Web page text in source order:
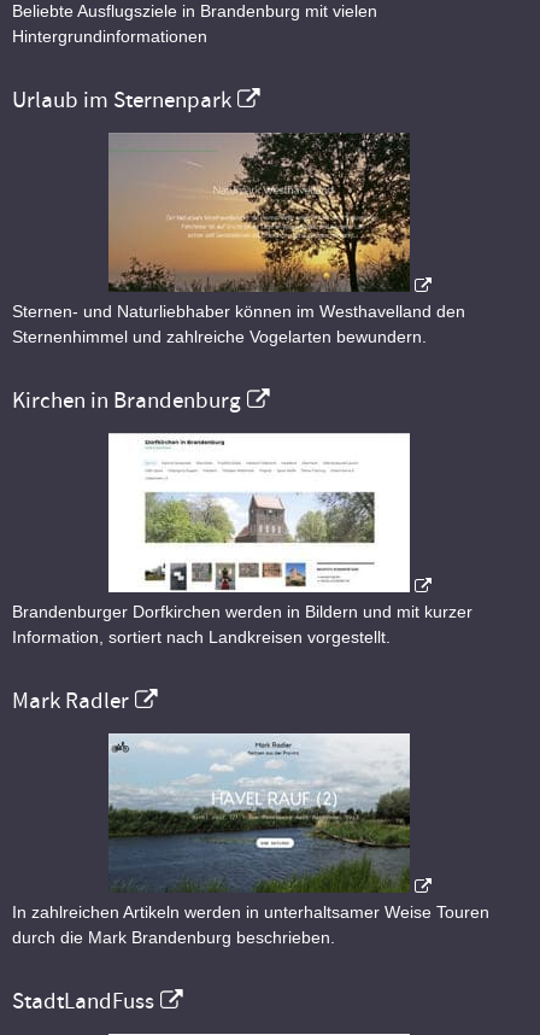
Beliebte Ausflugsziele in Brandenburg mit vielen
Hintergrundinformationen
Urlaub im Sternenpark
Sternen- und Naturliebhaber können im Westhavelland den
Sternenhimmel und zahlreiche Vogelarten bewundern.
Kirchen in Brandenburg
Brandenburger Dorfkirchen werden in Bildern und mit kurzer
Information, sortiert nach Landkreisen vorgestellt.
Mark Radler
In zahlreichen Artikeln werden in unterhaltsamer Weise Touren
durch die Mark Brandenburg beschrieben.
StadtLandFuss